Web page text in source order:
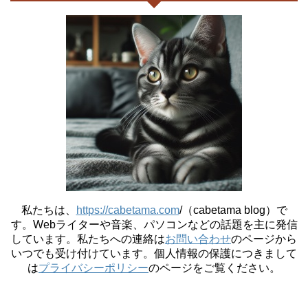
私たちは、 https://cabetama.com/（cabetama blog）で
す。 Webライターや音楽、パソコンなどの話題を主に発信
しています。私たちへの連絡はお問い合わせのページから
いつでも受け付けています。個人情報の保護につきまして
はプライバシーポリシーのページをご覧ください。